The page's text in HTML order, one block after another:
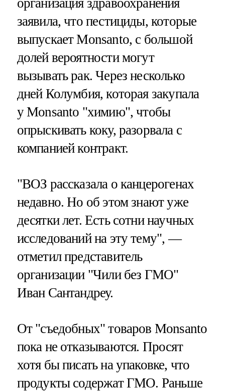
заявила, что пестициды, которые
выпускает Monsanto, с большой
долей вероятности могут
вызывать рак. Через несколько
дней Колумбия, которая закупала
у Monsanto "химию", чтобы
опрыскивать коку, разорвала с
компанией контракт.
"ВОЗ рассказала о канцерогенах
недавно. Но об этом знают уже
десятки лет. Есть сотни научных
исследований на эту тему", —
отметил представитель
организации "Чили без ГМО"
Иван Сантандреу.
От "съедобных" товаров Monsanto
пока не отказываются. Просят
хотя бы писать на упаковке, что
продукты содержат ГМО. Раньше